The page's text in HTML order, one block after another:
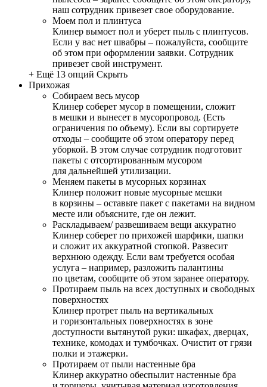
наш сотрудник привезет свое оборудование.
Моем пол и плинтуса
Клинер вымоет пол и уберет пыль с плинтусов.
Если у вас нет швабры – пожалуйста, сообщите
об этом при оформлении заявки. Сотрудник
привезет свой инструмент.
+ Ещё 13 опций Скрыть
Прихожая
Собираем весь мусор
Клинер соберет мусор в помещении, сложит
в мешки и вынесет в мусоропровод. (Есть
ограничения по объему). Если вы сортируете
отходы – сообщите об этом оператору перед
уборкой. В этом случае сотрудник подготовит
пакеты с отсортированным мусором
для дальнейшей утилизации.
Меняем пакеты в мусорных корзинах
Клинер положит новые мусорные мешки
в корзины – оставьте пакет с пакетами на видном
месте или объясните, где он лежит.
Раскладываем/ развешиваем вещи аккуратно
Клинер соберет по прихожей шарфики, шапки
и сложит их аккуратной стопкой. Развесит
верхнюю одежду. Если вам требуется особая
услуга – например, разложить палантины
по цветам, сообщите об этом заранее оператору.
Протираем пыль на всех доступных и свободных
поверхностях
Клинер протрет пыль на вертикальных
и горизонтальных поверхностях в зоне
доступности вытянутой руки: шкафах, дверцах,
технике, комодах и тумбочках. Очистит от грязи
полки и этажерки.
Протираем от пыли настенные бра
Клинер аккуратно обеспылит настенные бра